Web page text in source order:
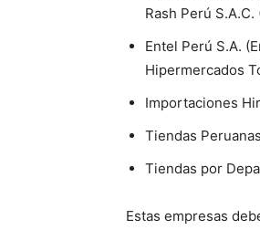
Rash Perú
Entel Perú S.A.
Hipermercados
Importaciones
Tiendas
Tiendas por
Estas empresas